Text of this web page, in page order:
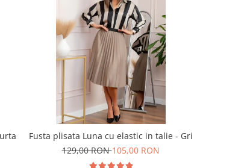
Fusta plisata Luna cu elastic in talie - Gri
129,00 RON105,00 RON